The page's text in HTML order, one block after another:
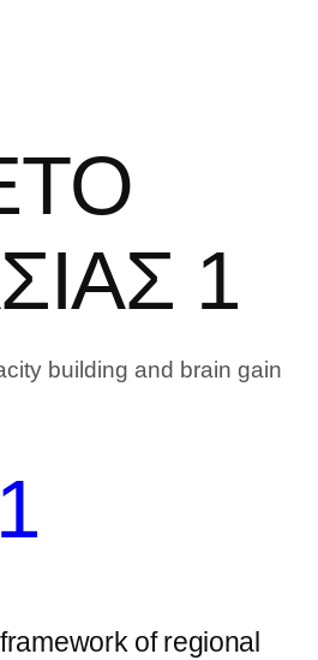
1
building and brain gain
of regional